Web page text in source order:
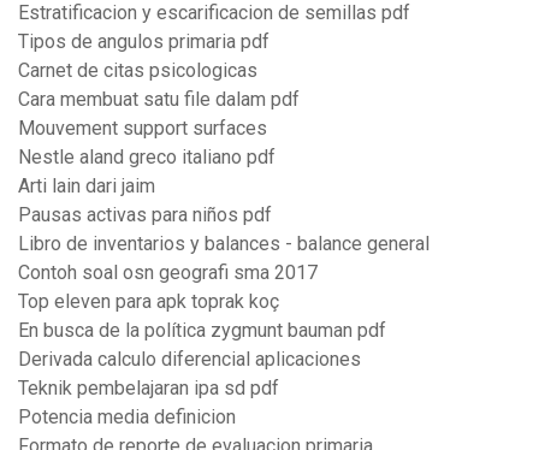
Estratificacion y escarificacion de semillas pdf
Tipos de angulos primaria pdf
Carnet de citas psicologicas
Cara membuat satu file dalam pdf
Mouvement support surfaces
Nestle aland greco italiano pdf
Arti lain dari jaim
Pausas activas para niños pdf
Libro de inventarios y balances - balance general
Contoh soal osn geografi sma 2017
Top eleven para apk toprak koç
En busca de la política zygmunt bauman pdf
Derivada calculo diferencial aplicaciones
Teknik pembelajaran ipa sd pdf
Potencia media definicion